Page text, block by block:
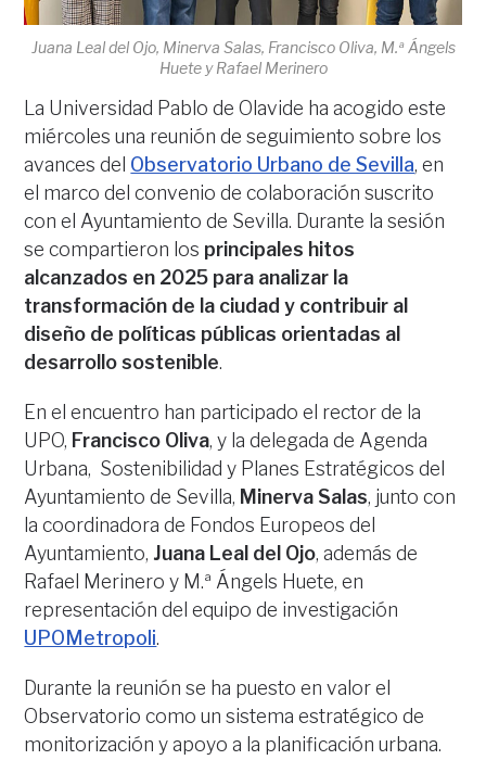
Juana Leal del Ojo, Minerva Salas, Francisco Oliva, M.ª Ángels
Huete y Rafael Merinero
La Universidad Pablo de Olavide ha acogido este
miércoles una reunión de seguimiento sobre los
avances del Observatorio Urbano de Sevilla, en
el marco del convenio de colaboración suscrito
con el Ayuntamiento de Sevilla. Durante la sesión
se compartieron los principales hitos
alcanzados en 2025 para analizar la
transformación de la ciudad y contribuir al
diseño de políticas públicas orientadas al
desarrollo sostenible.
En el encuentro han participado el rector de la
UPO, Francisco Oliva, y la delegada de Agenda
Urbana, Sostenibilidad y Planes Estratégicos del
Ayuntamiento de Sevilla, Minerva Salas, junto con
la coordinadora de Fondos Europeos del
Ayuntamiento, Juana Leal del Ojo, además de
Rafael Merinero y M.ª Ángels Huete, en
representación del equipo de investigación
UPOMetropoli.
Durante la reunión se ha puesto en valor el
Observatorio como un sistema estratégico de
monitorización y apoyo a la planificación urbana.